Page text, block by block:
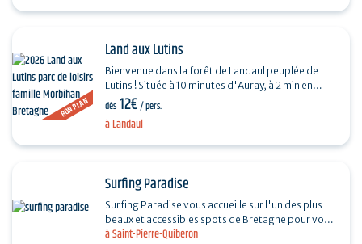
BON PLAN
à Landaul
Land aux Lutins
Bienvenue dans la forêt de Landaul peuplée de
Lutins ! Située à 10 minutes d'Auray, à 2 min en
sortie de RN165 dans le Morbihan. Entrez dans
dès 12€/ pers.
à Saint-Pierre-Quiberon
Surfing Paradise
Surfing Paradise vous accueille sur l'un des plus
beaux et accessibles spots de Bretagne pour vous